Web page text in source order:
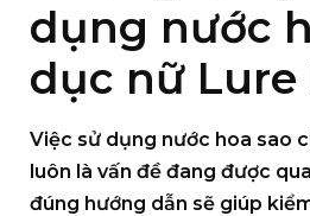
dụng nước
dục nữ Lure
Việc sử dụng nước hoa sao
luôn là vấn đề đang được
đúng hướng dẫn sẽ giúp